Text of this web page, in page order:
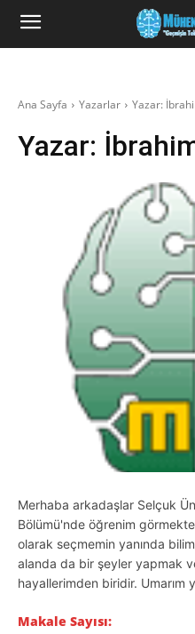
Ana Sayfa Yazarlar Yazar:
Yazar:
Merhaba arkadaşlar Selçuk
Bölümü'nde öğrenim
olarak seçmemin yanında
alanda da bir şeyler yapmak
hayallerimden biridir. Umarım
Makale Sayısı: